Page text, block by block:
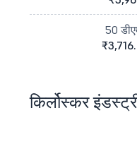
50
किर्लोस्कर